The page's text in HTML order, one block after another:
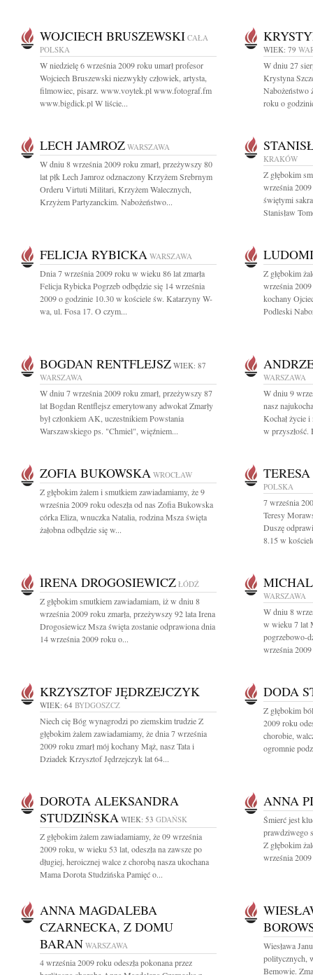
WOJCIECH BRUSZEWSKI CAŁA
POLSKA
W niedzielę 6 września 2009 roku umarł profesor
Wojciech Bruszewski niezwykły człowiek, artysta,
filmowiec, pisarz. www.voytek.pl www.fotograf.fm
www.bigdick.pl W liście...
WIEK: 79
W dniu 27
Krystyna
Nabożeństwo
roku o
LECH JAMROZ WARSZAWA
W dniu 8 września 2009 roku zmarł, przeżywszy 80
lat płk Lech Jamroz odznaczony Krzyżem Srebrnym
Orderu Virtuti Militari, Krzyżem Walecznych,
Krzyżem Partyzanckim. Nabożeństwo...
KRAKÓW
Z głębokim
września
świętymi
Stanisław
FELICJA RYBICKA WARSZAWA
Dnia 7 września 2009 roku w wieku 86 lat zmarła
Felicja Rybicka Pogrzeb odbędzie się 14 września
2009 o godzinie 10.30 w kościele św. Katarzyny W-
wa, ul. Fosa 17. O czym...
Z głębokim
września
kochany
Podleski
BOGDAN RENTFLEJSZ WIEK: 87
WARSZAWA
W dniu 7 września 2009 roku zmarł, przeżywszy 87
lat Bogdan Rentflejsz emerytowany adwokat Zmarły
był członkiem AK, uczestnikiem Powstania
Warszawskiego ps. "Chmiel", więźniem...
WARSZAWA
W dniu 9
nasz
Kochał życie
w przyszłość.
ZOFIA BUKOWSKA WROCŁAW
Z głębokim żalem i smutkiem zawiadamiamy, że 9
września 2009 roku odeszła od nas Zofia Bukowska
córka Eliza, wnuczka Natalia, rodzina Msza święta
żałobna odbędzie się w...
POLSKA
7 września
Teresy
Duszę
8.15 w
IRENA DROGOSIEWICZ ŁÓDŹ
Z głębokim smutkiem zawiadamiam, iż w dniu 8
września 2009 roku zmarła, przeżywszy 92 lata Irena
Drogosiewicz Msza święta zostanie odprawiona dnia
14 września 2009 roku o...
WARSZAWA
W dniu 8
w wieku 7 lat
pogrzebowo-
września
KRZYSZTOF JĘDRZEJCZYK
WIEK: 64 BYDGOSZCZ
Niech cię Bóg wynagrodzi po ziemskim trudzie Z
głębokim żalem zawiadamiamy, że dnia 7 września
2009 roku zmarł mój kochany Mąż, nasz Tata i
Dziadek Krzysztof Jędrzejczyk lat 64...
DODA
Z głębokim
2009 roku
chorobie,
ogromnie
DOROTA ALEKSANDRA
STUDZIŃSKA WIEK: 53 GDAŃSK
Z głębokim żalem zawiadamiamy, że 09 września
2009 roku, w wieku 53 lat, odeszła na zawsze po
długiej, heroicznej walce z chorobą nasza ukochana
Mama Dorota Studzińska Pamięć o...
ANNA
Śmierć jest
prawdziwego
Z głębokim
września
ANNA MAGDALEBA
CZARNECKA, Z DOMU
BARAN WARSZAWA
4 września 2009 roku odeszła pokonana przez
Wiesława
politycznych,
Bemowie.